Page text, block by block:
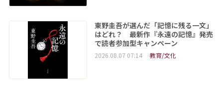
東野圭吾が選んだ「記憶に残る一文」
はどれ？ 最新作『永遠の記憶』発売
で読者参加型キャンペーン
2026.08.07 07:14 教育/文化